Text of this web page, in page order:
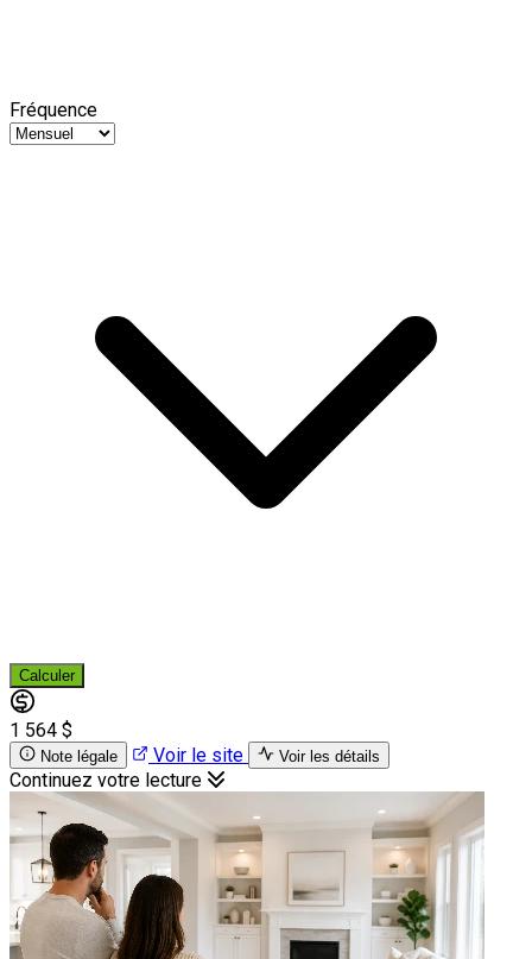
Fréquence
Calculer
1 564 $
Note légale Voir le site Voir les détails
Continuez votre lecture